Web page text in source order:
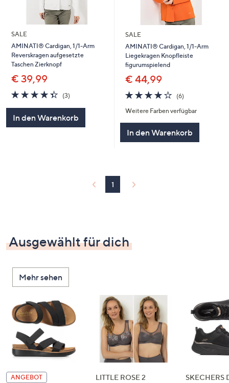
anzuzeigen.
SALE
AMINATI® Cardigan, 1/1-Arm
Reverskragen aufgesetzte
Taschen Zierknopf
€ 39,99
4.3
von
(3)3
In den Warenkorb
SALE
AMINATI® Cardigan, 1/1-Arm
Liegekragen Knopfleiste
figurumspielend
€ 44,99
3.8
von
5
(6)6
Weitere Farben verfügbar
In den Warenkorb
1
Ausgewählt für dich
Mehr sehen
ANGEBOT
LITTLE ROSE 2
SKECHERS